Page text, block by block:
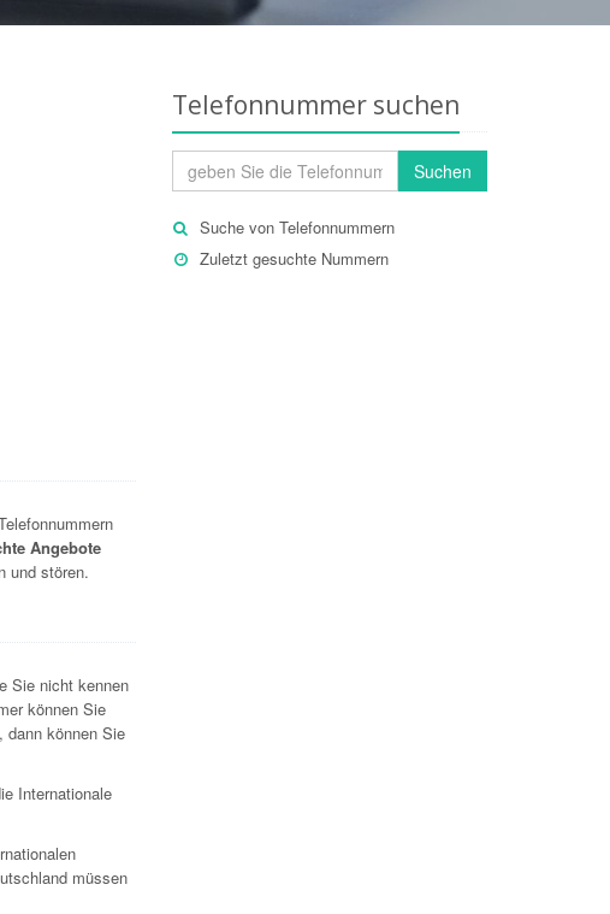
Angebote
und stören.
Sie nicht kennen
können Sie
dann können Sie
Internationale
müssen
Telefonnummer suchen
Suchen
Suche von Telefonnummern
Zuletzt gesuchte Nummern